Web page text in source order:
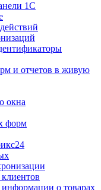
1С
и отчетов в живую
окна
форм
о товарах